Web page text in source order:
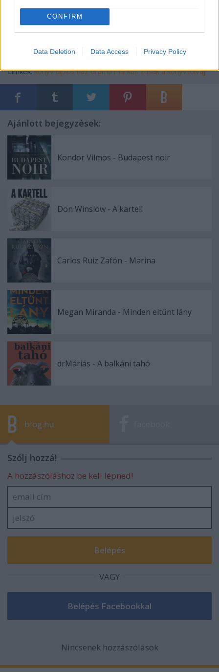
CONFIRM
Data Deletion Data Access Privacy Policy
Azt hiszem, Bernhard Schlink remekét minél előbb el
kell olvasnom!
Címkék:könyv ulpius ház dráma markus zusak a könyvtolvaj
Ajánlott bejegyzések:
Kondor Vilmos - Budapest noir
Don Winslow - A kartell
Carlos Ruiz Zafón - Marina
Megan Miranda - Minden eltűnt lány
drMáriás - A balkáni tahó
blog.hu
Szólj hozzá!
A hozzászóláshoz be kell lépned!
VAGY
Nincsenek hozzászólások